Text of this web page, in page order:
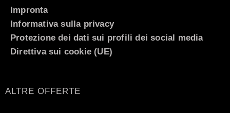
Impronta
Informativa sulla privacy
Protezione dei dati sui profili dei social media
Direttiva sui cookie (UE)
ALTRE OFFERTE